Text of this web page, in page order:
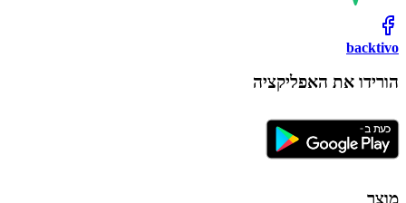
backtivo
הורידו את האפליקציה
מוצר